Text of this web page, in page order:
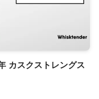
カスクストレングス